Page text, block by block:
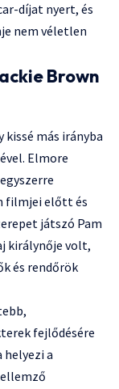
díjat nyert, és
nem véletlen
Brown
más irányba
Elmore
filmjei előtt és
játszó Pam
királynője volt,
és rendőrök
fejlődésére
a